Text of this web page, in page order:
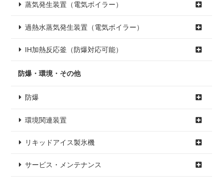
蒸気発生装置（電気ボイラー）
過熱水蒸気発生装置（電気ボイラー）
IH加熱反応釜（防爆対応可能）
防爆・環境・その他
防爆
環境関連装置
リキッドアイス製氷機
サービス・メンテナンス